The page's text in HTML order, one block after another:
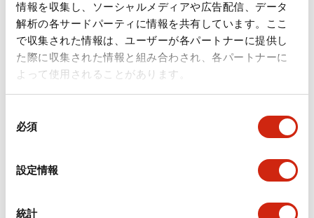
情報を収集し、ソーシャルメディアや広告配信、データ
解析の各サードパーティに情報を共有しています。ここ
で収集された情報は、ユーザーが各パートナーに提供し
た際に収集された情報と組み合わされ、各パートナーに
よって使用されることがあります。
必須
設定情報
統計
仕様 すべて展開
形状仕様
電気的仕様(照光部定格)
環境仕様
機能仕様
機械的仕様